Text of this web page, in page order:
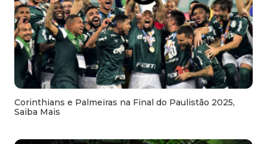
Corinthians e Palmeiras na Final do Paulistão 2025,
Saiba Mais